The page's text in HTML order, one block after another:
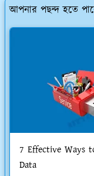
আপনার পছন্দ হতে
7 Effective Ways
Data